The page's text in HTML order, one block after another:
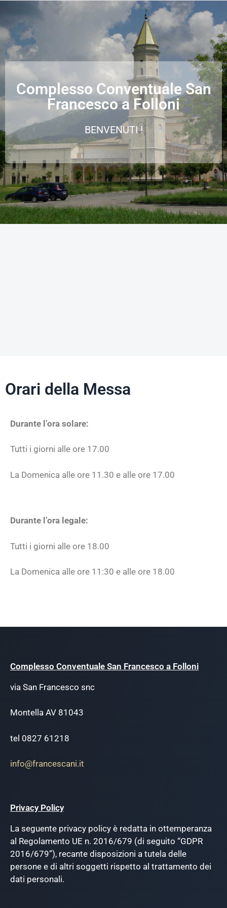
Complesso Conventuale San
Francesco a Folloni
BENVENUTI !
Orari della Messa
Durante l’ora solare:
Tutti i giorni alle ore 17.00
La Domenica alle ore 11.30 e alle ore 17.00
Durante l’ora legale:
Tutti i giorni alle ore 18.00
La Domenica alle ore 11:30 e alle ore 18.00
Complesso Conventuale San Francesco a Folloni
via San Francesco snc
Montella AV 81043
tel 0827 61218
info@francescani.it
Privacy Policy
La seguente privacy policy è redatta in ottemperanza
al Regolamento UE n. 2016/679 (di seguito “GDPR
2016/679”), recante disposizioni a tutela delle
persone e di altri soggetti rispetto al trattamento dei
dati personali.